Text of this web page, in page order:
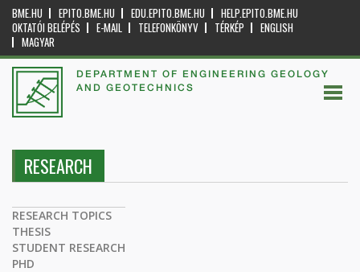
BME.HU EPITO.BME.HU EDU.EPITO.BME.HU
HELP.EPITO.BME.HU
OKTATÓI BELÉPÉS
E-MAIL TELEFONKÖNYV TÉRKÉP
ENGLISH
MAGYAR
DEPARTMENT OF ENGINEERING GEOLOGY
AND GEOTECHNICS
RESEARCH
RESEARCH TOPICS
THESIS
STUDENT RESEARCH
PHD